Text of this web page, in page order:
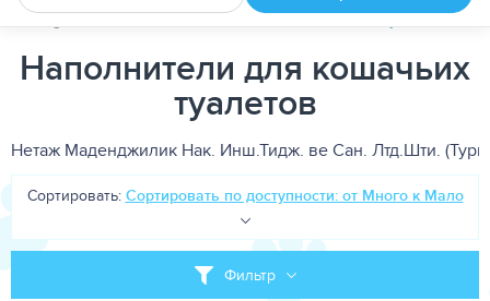
PetDog Кошкам Наполнители для кошачьих туалетов
Наполнители для кошачьих
туалетов
Нетаж Маденджилик Нак. Инш.Тидж. ве Сан. Лтд.Шти.
Фильтр
Сортировать: Сортировать по доступности: от Много к Мало